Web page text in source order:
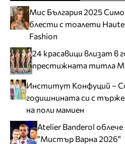
Мис България 2025
блести с тоалети
Fashion
24 красавици влизат в
престижната титла
Институт Конфуций –
годишнината си с
на поли мамиен
Atelier Banderol
"Мистър Варна 2026"